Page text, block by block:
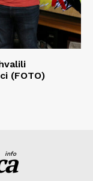
(FOTO)
info